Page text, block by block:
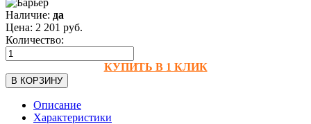
Наличие: да
Цена: 2 201 руб.
Количество:
КУПИТЬ В 1 КЛИК
В КОРЗИНУ
Описание
Характеристики